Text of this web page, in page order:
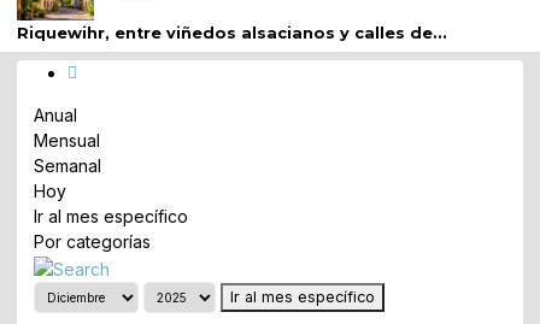
Riquewihr, entre viñedos alsacianos y calles de...
Anual
Mensual
Semanal
Hoy
Ir al mes específico
Por categorías
Ir al mes específico